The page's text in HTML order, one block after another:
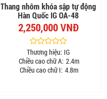
Thang nhôm khóa sập tự động
Hàn Quốc IG OA-48
2,250,000 VNĐ
Thương hiệu: IG
Chiều cao chữ A: 2.4m
Chiều cao chữ I: 4.8m